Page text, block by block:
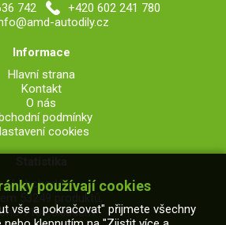
742
+420 602 241 780
autodily.cz
Informace
Hlavní strana
Kontakt
O nás
podmínky
cookies
V obchodě je
53249 produktů,
7107 skladem.
používají cookies
vše a pokračovat" přijmete všechny